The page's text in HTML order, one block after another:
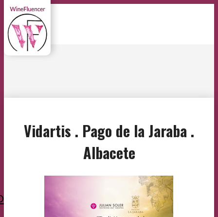
Vidartis . Pago de la Jaraba .
Albacete